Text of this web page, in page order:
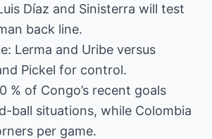
Díaz and Sinisterra will test
back line.
Lerma and Uribe versus
Pickel for control.
% of Congo’s recent goals
ball situations, while Colombia
per game.